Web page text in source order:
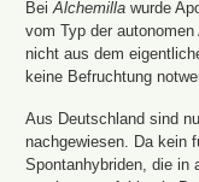
BeiAlchemilla wurde
vom Typ der
nicht aus dem
keine Befruchtung
Aus Deutschland sind
nachgewiesen. Da kein
Spontanhybriden, die in